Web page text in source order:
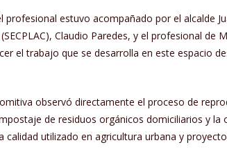
profesional estuvo acompañado por el alcalde
Claudio Paredes, y el profesional de
el trabajo que se desarrolla en este espacio
observó directamente el proceso de
de residuos orgánicos domiciliarios y la
calidad utilizado en agricultura urbana y